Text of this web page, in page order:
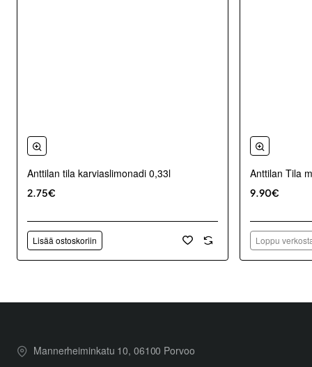
Anttilan tila karviaslimonadi 0,33l
2.75€
Lisää ostoskoriin
Anttilan Tila
9.90€
Loppu
Mannerheiminkatu 10, 06100 Porvoo